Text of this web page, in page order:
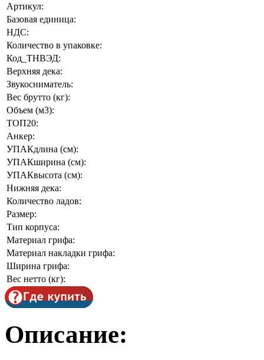
Артикул:
Базовая единица:
НДС:
Количество в упаковке:
Код_ТНВЭД:
Верхняя дека:
Звукосниматель:
Вес брутто (кг):
Объем (м3):
ТОП20:
Анкер:
УПАКдлина (см):
УПАКширина (см):
УПАКвысота (см):
Нижняя дека:
Количество ладов:
Размер:
Тип корпуса:
Материал грифа:
Материал накладки грифа:
Ширина грифа:
Вес нетто (кг):
Описание: